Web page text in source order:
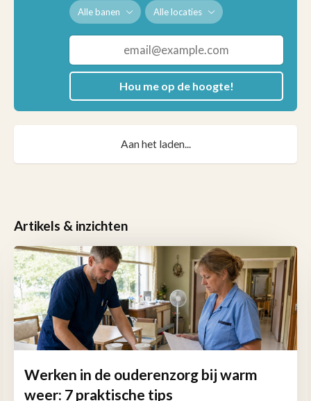
Alle banen Alle locaties
Hou me op de hoogte!
Aan het laden...
Artikels & inzichten
Werken in de ouderenzorg bij warm
weer: 7 praktische tips